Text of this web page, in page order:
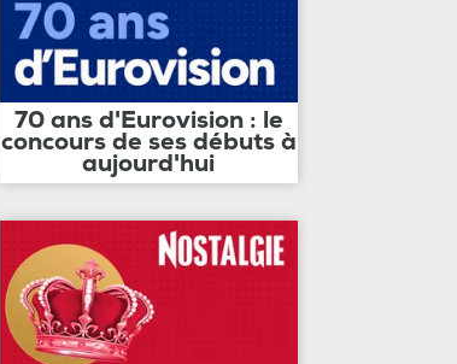
70 ans d'Eurovision : le
concours de ses débuts à
aujourd'hui